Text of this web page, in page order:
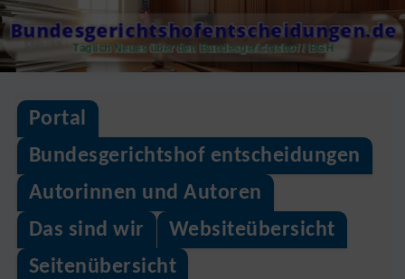
Skip
to
content
Bundesgerichtshofentscheidungen.de
Täglich Neues über den Bundesgerichtshof / BGH
Portal
Bundesgerichtshof entscheidungen
Autorinnen und Autoren
Das sind wir
Websiteübersicht
Seitenübersicht